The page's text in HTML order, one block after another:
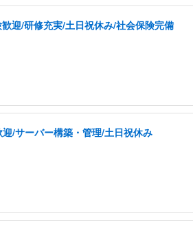
迎/研修充実/土日祝休み/社会保険完備
/サーバー構築・管理/土日祝休み